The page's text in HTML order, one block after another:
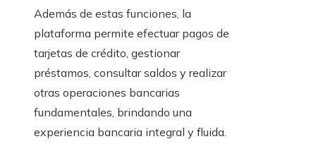
Además de estas funciones, la
plataforma permite efectuar pagos de
tarjetas de crédito, gestionar
préstamos, consultar saldos y realizar
otras operaciones bancarias
fundamentales, brindando una
experiencia bancaria integral y fluida.